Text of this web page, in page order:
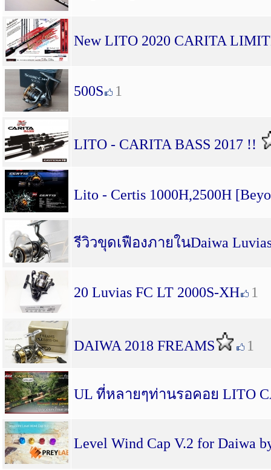
New LITO 2020 CARITA
500S 1
LITO - CARITA BASS 2017 !!
Lito - Certis 1000H,2500H
รีวิวขุดเฟืองภายในDaiwa
20 Luvias FC LT 2000S-XH 1
DAIWA 2018 FREAMS 1
UL ที่หลายๆท่านรอคอย LITO
Level Wind Cap V.2 for Daiwa